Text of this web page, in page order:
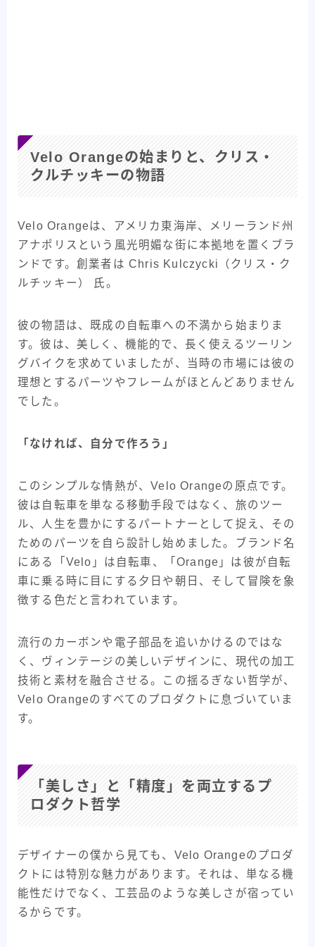
Velo Orangeの始まりと、クリス・
クルチッキーの物語
Velo Orangeは、アメリカ東海岸、メリーランド州
アナポリスという風光明媚な街に本拠地を置くブラ
ンドです。創業者は Chris Kulczycki（クリス・ク
ルチッキー） 氏。
彼の物語は、既成の自転車への不満から始まりま
す。彼は、美しく、機能的で、長く使えるツーリン
グバイクを求めていましたが、当時の市場には彼の
理想とするパーツやフレームがほとんどありません
でした。
「なければ、自分で作ろう」
このシンプルな情熱が、Velo Orangeの原点です。
彼は自転車を単なる移動手段ではなく、旅のツー
ル、人生を豊かにするパートナーとして捉え、その
ためのパーツを自ら設計し始めました。ブランド名
にある「Velo」は自転車、「Orange」は彼が自転
車に乗る時に目にする夕日や朝日、そして冒険を象
徴する色だと言われています。
流行のカーボンや電子部品を追いかけるのではな
く、ヴィンテージの美しいデザインに、現代の加工
技術と素材を融合させる。この揺るぎない哲学が、
Velo Orangeのすべてのプロダクトに息づいていま
す。
「美しさ」と「精度」を両立するプ
ロダクト哲学
デザイナーの僕から見ても、Velo Orangeのプロダ
クトには特別な魅力があります。それは、単なる機
能性だけでなく、工芸品のような美しさが宿ってい
るからです。